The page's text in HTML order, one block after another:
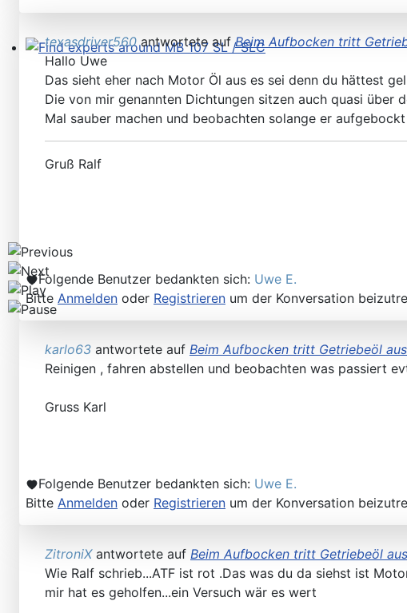
Find experts around MB 107 SL / SLC
texasdriver560antwortete aufBeim Aufbocken tritt
Hallo Uwe
Das sieht eher nach Motor Öl aus es sei denn du hättest
Die von mir genannten Dichtungen sitzen auch quasi über
Mal sauber machen und beobachten solange er
Gruß Ralf
Folgende Benutzer bedankten sich: Uwe E.
Bitte Anmelden oder Registrieren um der Konversation
karlo63 antwortete auf Beim Aufbocken tritt Getriebeöl aus
Reinigen , fahren abstellen und beobachten was passiert
Gruss Karl
Folgende Benutzer bedankten sich: Uwe E.
Bitte Anmelden oder Registrieren um der Konversation
ZitroniXantwortete auf Beim Aufbocken tritt Getriebeöl aus
Wie Ralf schrieb...ATF ist rot .Das was du da siehst ist
mir hat es geholfen...ein Versuch wär es wert